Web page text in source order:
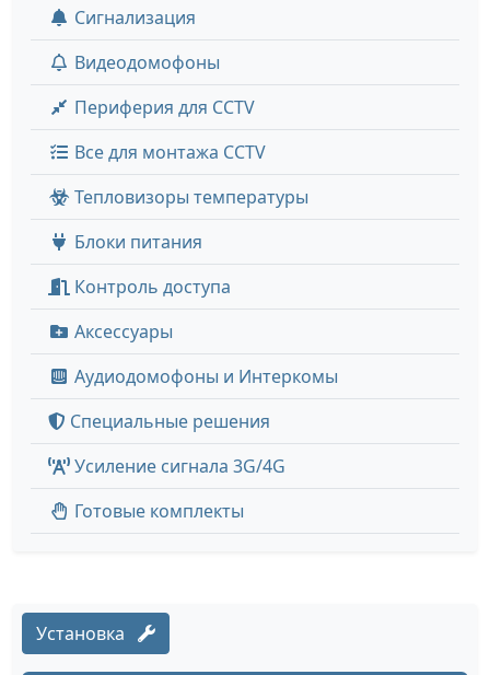
Сигнализация
Видеодомофоны
Периферия для CCTV
Все для монтажа CCTV
Тепловизоры температуры
Блоки питания
Контроль доступа
Аксессуары
Аудиодомофоны и Интеркомы
Специальные решения
Усиление сигнала 3G/4G
Готовые комплекты
Установка